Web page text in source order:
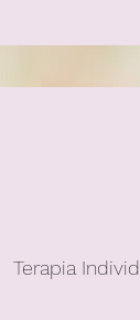
Terapia